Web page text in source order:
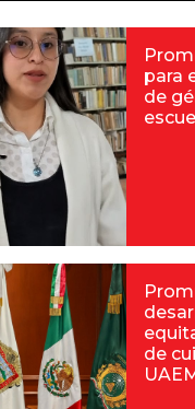
para
de
de